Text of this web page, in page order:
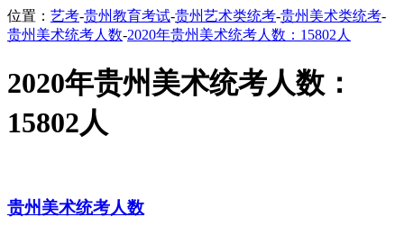
位置： 艺考-贵州教育考试-贵州艺术类统考-贵州美术类统考-
贵州美术统考人数-2020年贵州美术统考人数：15802人
2020年贵州美术统考人数：
15802人
贵州美术统考人数